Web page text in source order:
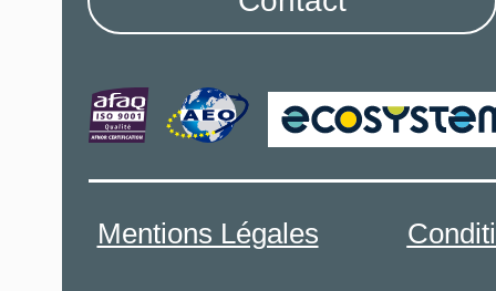
Mentions Légales